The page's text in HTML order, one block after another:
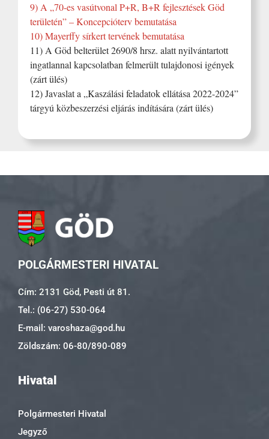
9) A „70-es vasútvonal P+R, B+R fejlesztések Göd
területén” – Koncepcióterv bemutatása
10) Mayerffy sírkert tervének bemutatása
11) A Göd belterület 2690/8 hrsz. alatt nyilvántartott
ingatlannal kapcsolatban felmerült tulajdonosi igények
(zárt ülés)
12) Javaslat a „Kaszálási feladatok ellátása 2022-2024”
tárgyú közbeszerzési eljárás indítására (zárt ülés)
POLGÁRMESTERI HIVATAL
Cím: 2131 Göd, Pesti út 81.
Tel.: (06-27) 530-064
E-mail: varoshaza@god.hu
Zöldszám: 06-80/890-089
Hivatal
Polgármesteri Hivatal
Jegyző